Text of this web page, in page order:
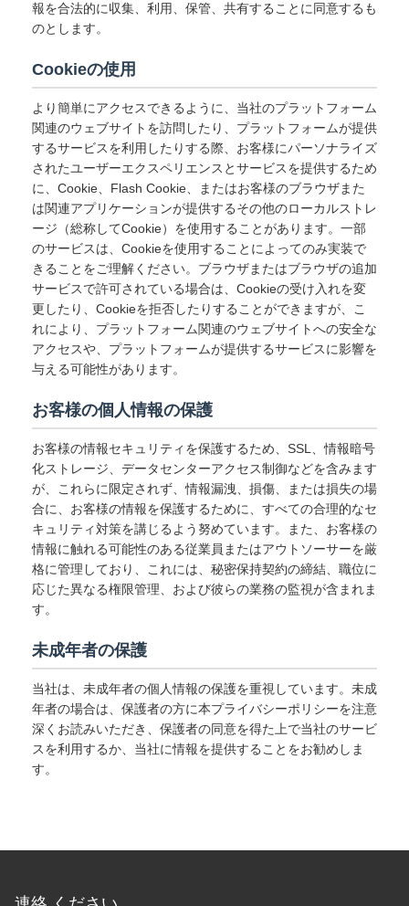
報を合法的に収集、利用、保管、共有することに同意するも
のとします。
Cookieの使用
より簡単にアクセスできるように、当社のプラットフォーム
関連のウェブサイトを訪問したり、プラットフォームが提供
するサービスを利用したりする際、お客様にパーソナライズ
されたユーザーエクスペリエンスとサービスを提供するため
に、Cookie、Flash Cookie、またはお客様のブラウザまた
は関連アプリケーションが提供するその他のローカルストレ
ージ（総称してCookie）を使用することがあります。一部
のサービスは、Cookieを使用することによってのみ実装で
きることをご理解ください。ブラウザまたはブラウザの追加
サービスで許可されている場合は、Cookieの受け入れを変
更したり、Cookieを拒否したりすることができますが、こ
れにより、プラットフォーム関連のウェブサイトへの安全な
アクセスや、プラットフォームが提供するサービスに影響を
与える可能性があります。
お客様の個人情報の保護
お客様の情報セキュリティを保護するため、SSL、情報暗号
化ストレージ、データセンターアクセス制御などを含みます
が、これらに限定されず、情報漏洩、損傷、または損失の場
合に、お客様の情報を保護するために、すべての合理的なセ
キュリティ対策を講じるよう努めています。また、お客様の
情報に触れる可能性のある従業員またはアウトソーサーを厳
格に管理しており、これには、秘密保持契約の締結、職位に
応じた異なる権限管理、および彼らの業務の監視が含まれま
す。
未成年者の保護
当社は、未成年者の個人情報の保護を重視しています。未成
年者の場合は、保護者の方に本プライバシーポリシーを注意
深くお読みいただき、保護者の同意を得た上で当社のサービ
スを利用するか、当社に情報を提供することをお勧めしま
す。